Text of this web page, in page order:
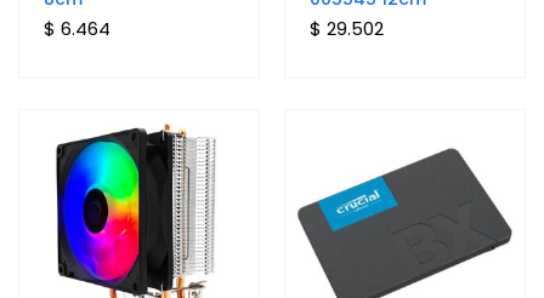
$ 6.464 $ 29.502